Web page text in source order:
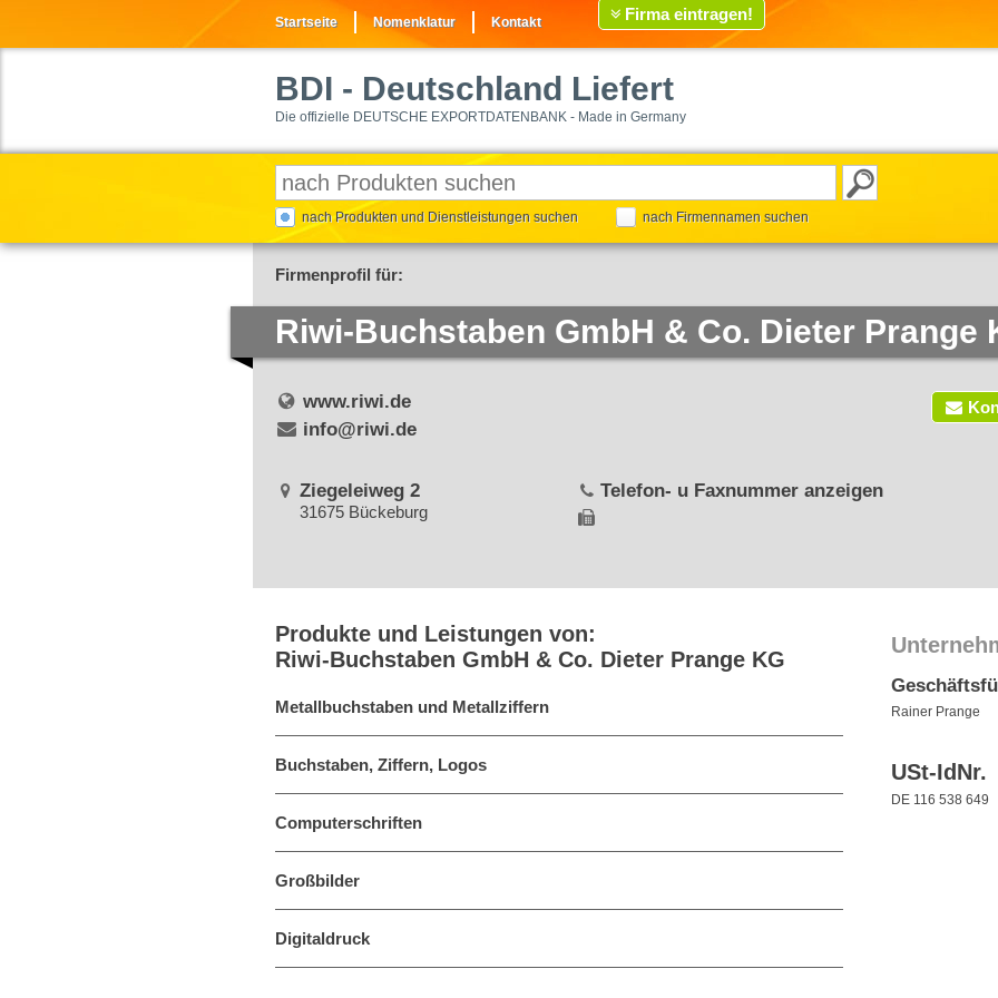
Startseite Nomenklatur Kontakt Firma eintragen!
BDI - Deutschland Liefert
Die offizielle DEUTSCHE EXPORTDATENBANK - Made in Germany
nach Produkten und Dienstleistungen suchen nach Firmennamen suchen
Firmenprofil für:
Riwi-Buchstaben GmbH & Co. Dieter Prange
www.riwi.de
info@riwi.de
Ziegeleiweg 2
31675 Bückeburg
Telefon- u Faxnummer anzeigen
Produkte und Leistungen von:
Riwi-Buchstaben GmbH & Co. Dieter Prange KG
Metallbuchstaben und Metallziffern
Buchstaben, Ziffern, Logos
Computerschriften
Großbilder
Digitaldruck
Rainer Prange
USt-IdNr.
DE 116 538 649